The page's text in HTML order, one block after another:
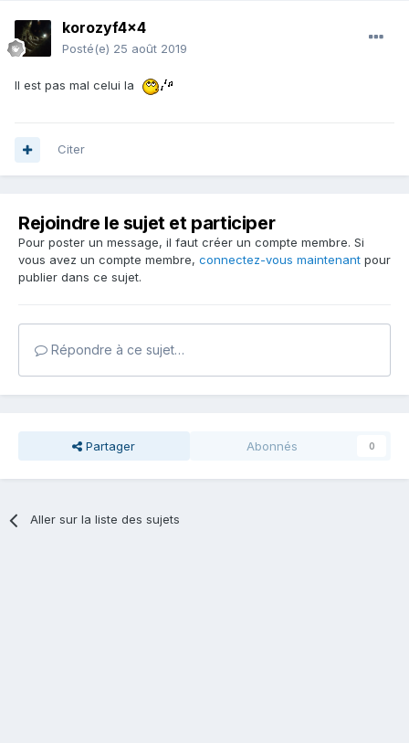
korozyf4x4
Posté(e) 25 août 2019
Il est pas mal celui la
Citer
Rejoindre le sujet et participer
Pour poster un message, il faut créer un compte membre. Si
vous avez un compte membre, connectez-vous maintenant pour
publier dans ce sujet.
Répondre à ce sujet…
Partager Abonnés 0
Aller sur la liste des sujets